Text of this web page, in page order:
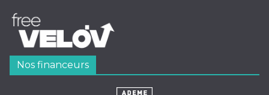
Nos financeurs